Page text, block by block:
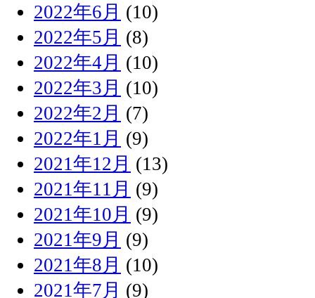
2022年6月 (10)
2022年5月 (8)
2022年4月 (10)
2022年3月 (10)
2022年2月 (7)
2022年1月 (9)
2021年12月 (13)
2021年11月 (9)
2021年10月 (9)
2021年9月 (9)
2021年8月 (10)
2021年7月 (9)